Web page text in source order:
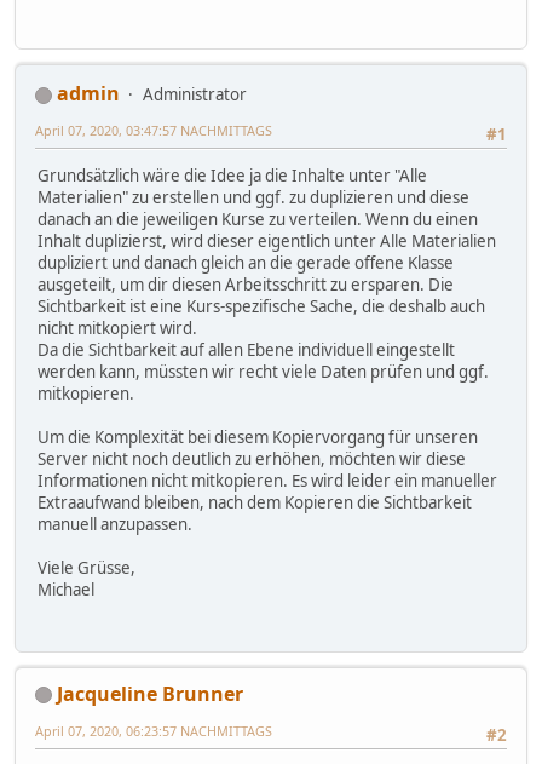
admin
Administrator
#1
April 07, 2020, 03:47:57 NACHMITTAGS
Grundsätzlich wäre die Idee ja die Inhalte unter "Alle
Materialien" zu erstellen und ggf. zu duplizieren und diese
danach an die jeweiligen Kurse zu verteilen. Wenn du einen
Inhalt duplizierst, wird dieser eigentlich unter Alle Materialien
dupliziert und danach gleich an die gerade offene Klasse
ausgeteilt, um dir diesen Arbeitsschritt zu ersparen. Die
Sichtbarkeit ist eine Kurs-spezifische Sache, die deshalb auch
nicht mitkopiert wird.
Da die Sichtbarkeit auf allen Ebene individuell eingestellt
werden kann, müssten wir recht viele Daten prüfen und ggf.
mitkopieren.
Um die Komplexität bei diesem Kopiervorgang für unseren
Server nicht noch deutlich zu erhöhen, möchten wir diese
Informationen nicht mitkopieren. Es wird leider ein manueller
Extraaufwand bleiben, nach dem Kopieren die Sichtbarkeit
manuell anzupassen.
Viele Grüsse,
Michael
Jacqueline Brunner
#2
April 07, 2020, 06:23:57 NACHMITTAGS